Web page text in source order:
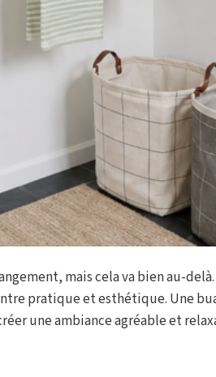
mais cela va bien au-delà.
pratique et esthétique. Une
une ambiance agréable et